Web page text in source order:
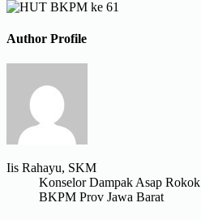
Author Profile
Iis Rahayu, SKM
Konselor Dampak Asap Rokok
BKPM Prov Jawa Barat